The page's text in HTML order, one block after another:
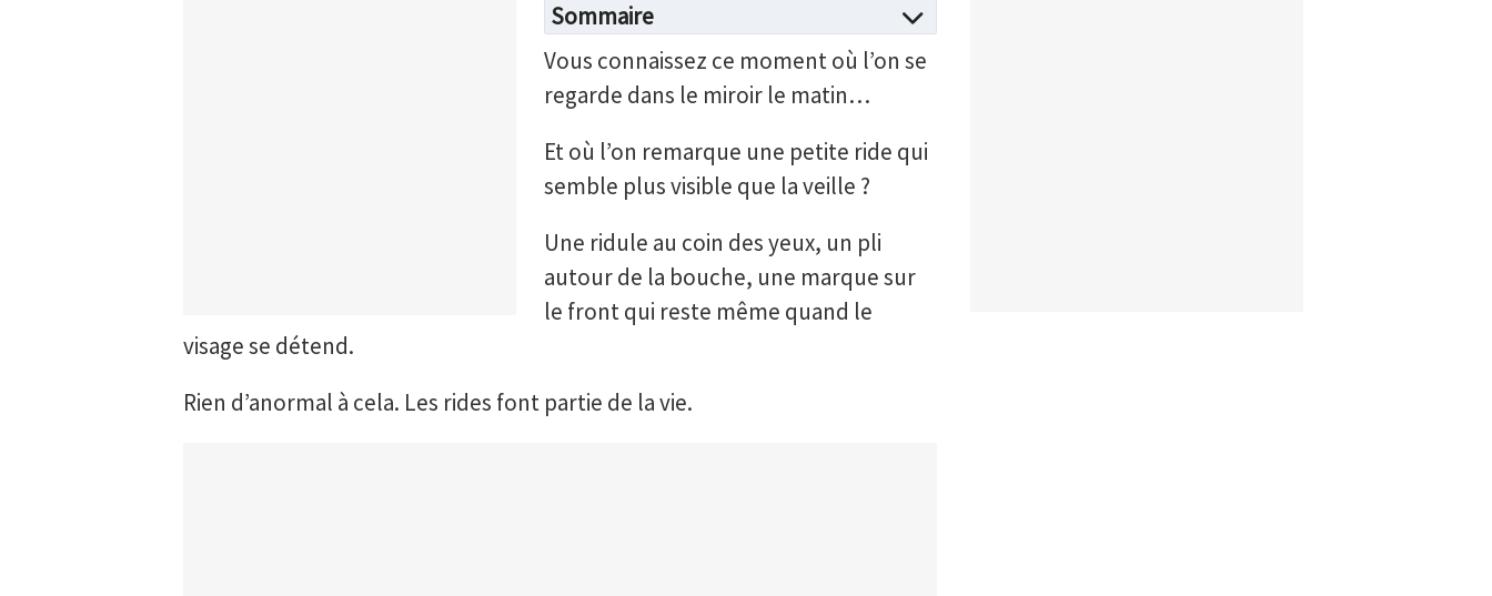
Sommaire
Vous connaissez ce moment où l’on se
regarde dans le miroir le matin…
Et où l’on remarque une petite ride qui
semble plus visible que la veille ?
Une ridule au coin des yeux, un pli
autour de la bouche, une marque sur
le front qui reste même quand le
visage se détend.
Rien d’anormal à cela. Les rides font partie de la vie.